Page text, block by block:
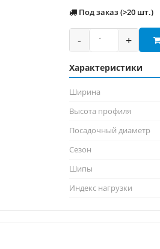
Под заказ (>20 шт.)
- +
Характеристики
Ширина
Высота профиля
Посадочный диаметр
Сезон
Шипы
Индекс нагрузки